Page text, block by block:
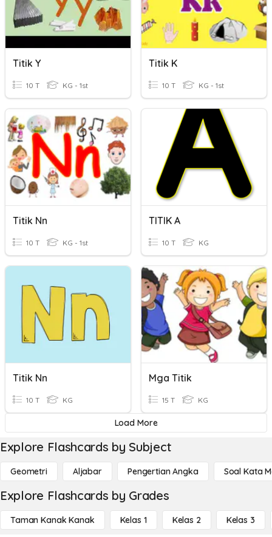
Titik Y
10 T KG - 1st
Titik K
10 T KG - 1st
Titik Nn
10 T KG - 1st
TITIK A
10 T KG
Titik Nn
10 T KG
Mga Titik
15 T KG
Load More
Explore Flashcards by Subject
Geometri Aljabar Pengertian Angka Soal Kata
Explore Flashcards by Grades
Taman Kanak Kanak Kelas 1 Kelas 2 Kelas 3